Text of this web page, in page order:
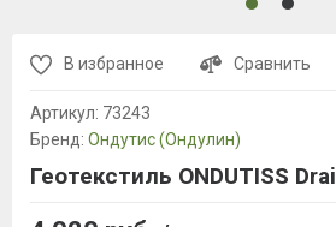
В избранное Сравнить
Артикул: 73243
Бренд: Ондутис (Ондулин)
Геотекстиль ONDUTISS